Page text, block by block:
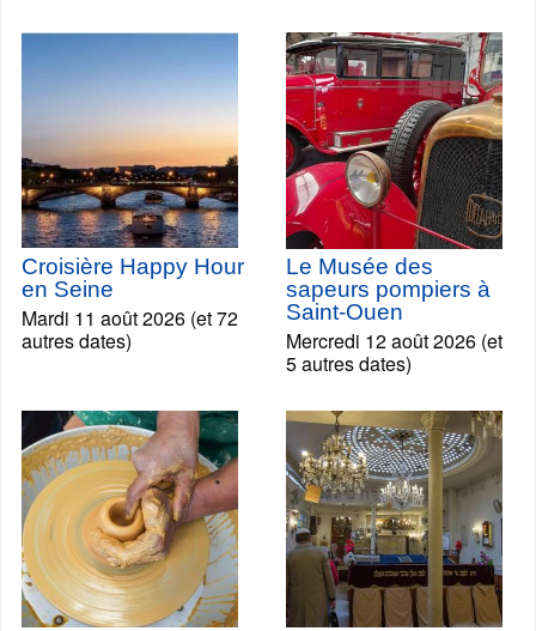
Croisière Happy Hour
en Seine
Mardi 11 août 2026 (et 72
autres dates)
Le Musée des
sapeurs pompiers à
Saint-Ouen
Mercredi 12 août 2026 (et
5 autres dates)